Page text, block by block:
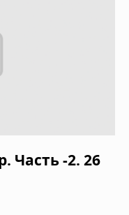
-2. 26